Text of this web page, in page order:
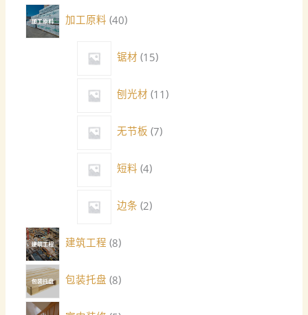
加工原料 40
锯材 15
刨光材 11
无节板 7
短料 4
边条 2
建筑工程 8
包装托盘 8